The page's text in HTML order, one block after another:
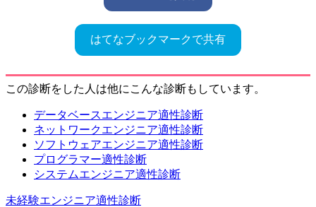
はてなブックマークで共有
この診断をした人は他にこんな診断もしています。
データベースエンジニア適性診断
ネットワークエンジニア適性診断
ソフトウェアエンジニア適性診断
プログラマー適性診断
システムエンジニア適性診断
未経験エンジニア適性診断